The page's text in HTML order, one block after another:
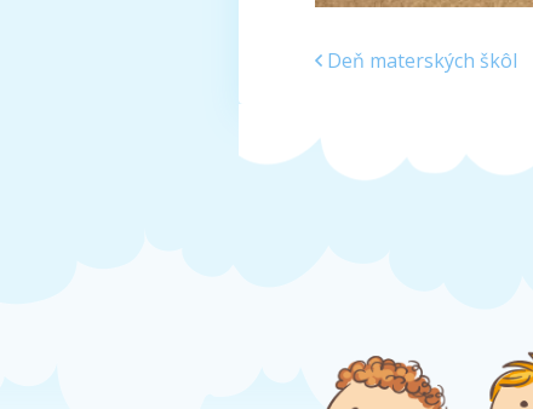
Deň materských škôl